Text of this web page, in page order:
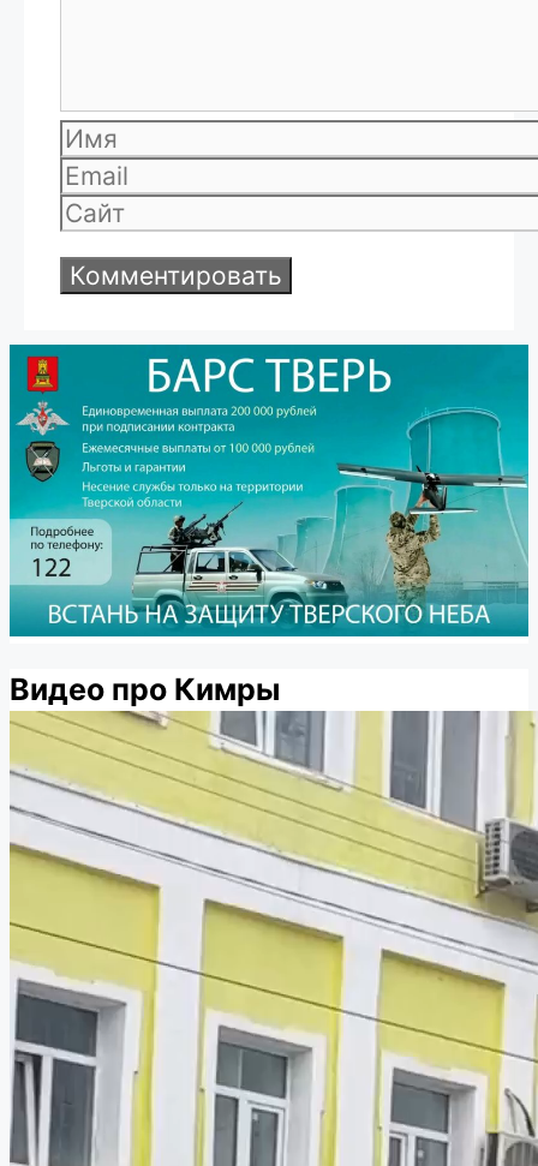
Имя
Email
Сайт
Видео про Кимры